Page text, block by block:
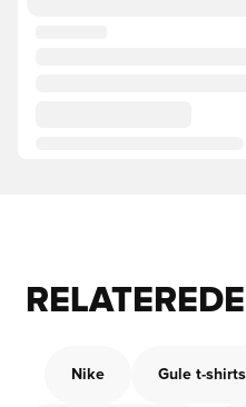
Nike Gule t-shirts